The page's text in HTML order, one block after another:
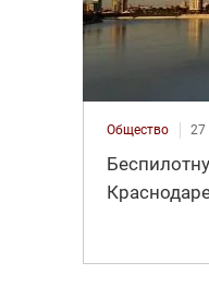
Общество 27